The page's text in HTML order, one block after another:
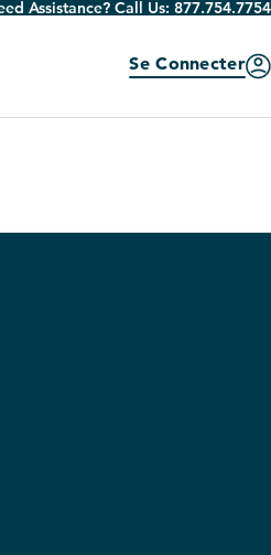
Assistance? Call Us: 877.754.7754
Se Connecter